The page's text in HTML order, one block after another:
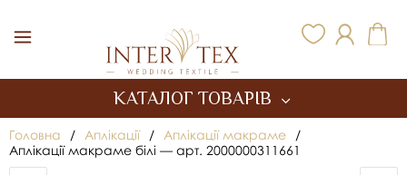
КАТАЛОГ ТОВАРІВ
Головна / Аплікації / Аплікації макраме
/
Аплікації макраме білі — арт. 2000000311661